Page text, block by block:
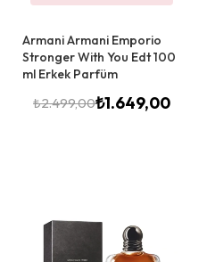
Armani Armani Emporio
Stronger With You Edt 100
ml Erkek Parfüm
₺2.499,00₺1.649,00